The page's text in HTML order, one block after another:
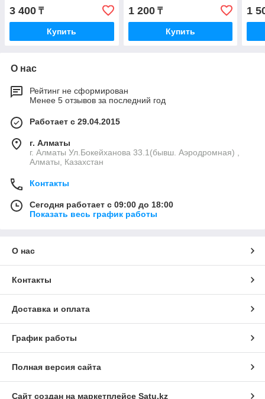
3 400 ₸
Купить
1 200₸
Купить
1
О нас
Рейтинг не сформирован
Менее 5 отзывов за последний год
Работает с 29.04.2015
г. Алматы
г. Алматы Ул.Бокейханова 33.1(бывш. Аэродромная) ,
Алматы, Казахстан
Контакты
Сегодня работает с 09:00 до 18:00
Показать весь график работы
О нас
Контакты
Доставка и оплата
График работы
Полная версия сайта
Сайт создан на маркетплейсе Satu.kz